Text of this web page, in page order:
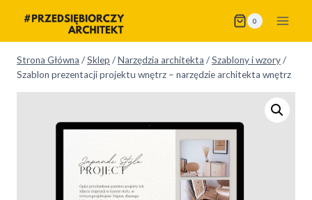
treści
0
Strona Główna /Sklep /Narzędzia architekta /Szablony i wzory/
Szablon prezentacji projektu wnętrz – narzędzie architekta wnętrz